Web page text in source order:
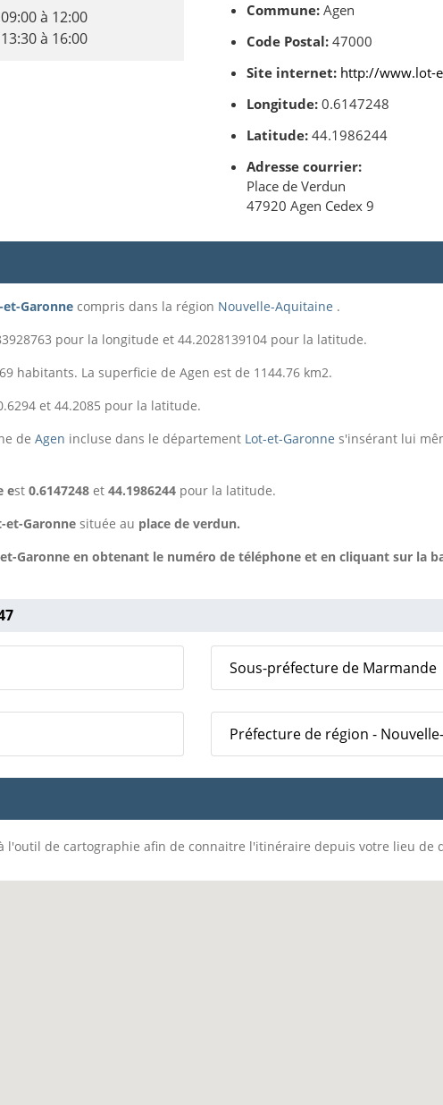
09:00 à 12:00
13:30 à 16:00
Commune: Agen
Code Postal: 47000
Site internet: http://www.lot-
Longitude: 0.6147248
Latitude: 44.1986244
Adresse courrier:
Place de Verdun
47920 Agen Cedex 9
et-Garonne compris dans la région Nouvelle-Aquitaine .
pour la longitude et 44.2028139104 pour la latitude.
habitants. La superficie de Agen est de 1144.76 km2.
et 44.2085 pour la latitude.
de Agen incluse dans le département Lot-et-Garonne s'insérant lui
est 0.6147248 et 44.1986244 pour la latitude.
et-Garonne située au place de verdun.
Garonne en obtenant le numéro de téléphone et en cliquant sur la
Sous-préfecture de Marmande
Préfecture de région -
l'outil de cartographie afin de connaitre l'itinéraire depuis votre lieu de